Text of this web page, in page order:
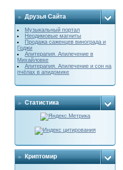
Друзья Сайта
Музыкальный портал
Неодимовые магниты
Продажа саженцев винограда и
Годжи
Апитерапия. Апилечение в
Михайловке
Апитерапия. Апилечение и сон на
пчёлах в апидомике
Статистика
Криптомир